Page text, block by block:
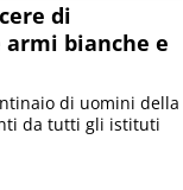
di
armi bianche e
di uomini della
da tutti gli istituti